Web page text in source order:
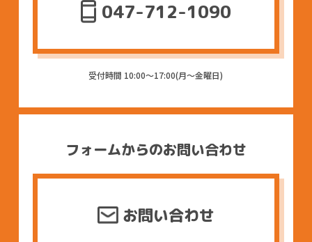
著作権について047-712-1090
受付時間 10:00〜17:00(月〜金曜日)
フォームからのお問い合わせ
お問い合わせ